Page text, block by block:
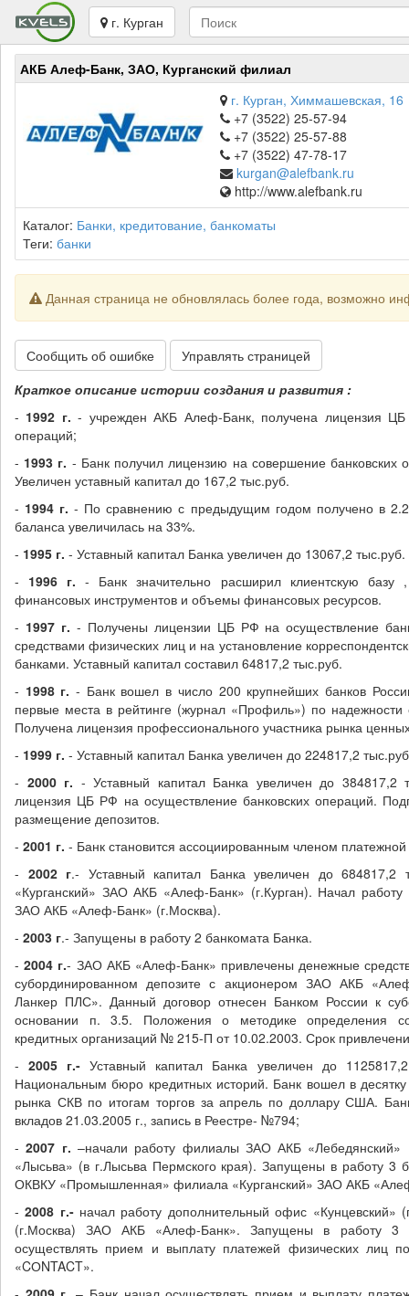
г. Курган
АКБ Алеф-Банк, ЗАО, Курганский филиал
г. Курган, Химмашевская, 16
+7 (3522) 25-57-94
+7 (3522) 25-57-88
+7 (3522) 47-78-17
kurgan@alefbank.ru
http://www.alefbank.ru
Каталог: Банки, кредитование, банкоматы
Теги: банки
Данная страница не обновлялась более года, возможно
Сообщить об ошибке
Управлять страницей
Краткое описание истории создания и развития :
- 1992 г.- учрежден АКБ Алеф-Банк, получена лицензия
операций;
- 1993 г. - Банк получил лицензию на совершение банковских
Увеличен уставный капитал до 167,2 тыс.руб.
- 1994 г.- По сравнению с предыдущим годом получено в
баланса увеличилась на 33%.
- 1995 г. - Уставный капитал Банка увеличен до 13067,2 тыс.руб.
- 1996 г.- Банк значительно расширил клиентскую базу
финансовых инструментов и объемы финансовых ресурсов.
- 1997 г. - Получены лицензии ЦБ РФ на осуществление
средствами физических лиц и на установление
банками. Уставный капитал составил 64817,2 тыс.руб.
- 1998 г.- Банк вошел в число 200 крупнейших банков
первые места в рейтинге (журнал «Профиль») по
Получена лицензия профессионального участника рынка
- 1999 г. - Уставный капитал Банка увеличен до 224817,2
- 2000 г. - Уставный капитал Банка увеличен до 384817,2
лицензия ЦБ РФ на осуществление банковских операций.
размещение депозитов.
- 2001 г. - Банк становится ассоциированным членом
- 2002 г.- Уставный капитал Банка увеличен до 684817,2
«Курганский» ЗАО АКБ «Алеф-Банк» (г.Курган). Начал
ЗАО АКБ «Алеф-Банк» (г.Москва).
- 2003 г.- Запущены в работу 2 банкомата Банка.
-2004 г.- ЗАО АКБ «Алеф-Банк» привлечены денежные
субординированном депозите с акционером ЗАО АКБ
Ланкер ПЛС». Данный договор отнесен Банком России к
основании п. 3.5. Положения о методике определения
кредитных организаций № 215-П от 10.02.2003. Срок
-2005 г.- Уставный капитал Банка увеличен до
Национальным бюро кредитных историй. Банк вошел в
рынка СКВ по итогам торгов за апрель по доллару США.
вкладов 21.03.2005 г., запись в Реестре- №794;
-2007 г. –начали работу филиалы ЗАО АКБ «Лебедянский»
«Лысьва» (в г.Лысьва Пермского края). Запущены в работу 3
ОКВКУ «Промышленная» филиала «Курганский» ЗАО АКБ
-2008 г.-начал работу дополнительный офис «Кунцевский»
(г.Москва) ЗАО АКБ «Алеф-Банк». Запущены в работу 3
осуществлять прием и выплату платежей физических лиц
«CОNTACT».